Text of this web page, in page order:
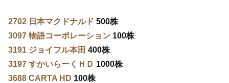
2702 日本マクドナルド 500株
3097 物語コーポレーション 100株
3191 ジョイフル本田 400株
3197 すかいらーくＨＤ 1000株
3688 CARTA HD 100株